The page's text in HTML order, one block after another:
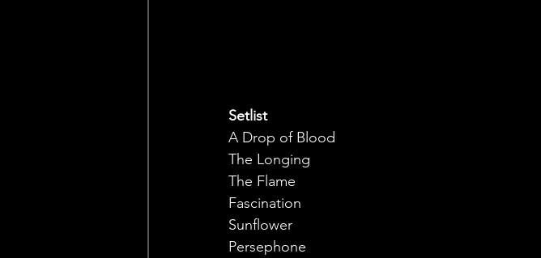
Setlist
A Drop of Blood
The Longing
The Flame
Fascination
Sunflower
Persephone